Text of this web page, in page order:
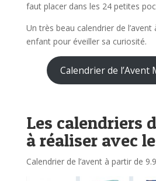
faut placer dans les 24 petites
Un très beau calendrier de
enfant pour éveiller sa curiosité.
Calendrier de l’Avent
Les calendriers
à réaliser avec
Calendrier de l’avent à partir de